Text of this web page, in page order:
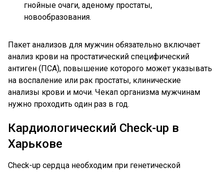
гнойные очаги, аденому простаты,
новообразования.
Пакет анализов для мужчин обязательно включает
анализ крови на простатический специфический
антиген (ПСА), повышение которого может указывать
на воспаление или рак простаты, клинические
анализы крови и мочи. Чекап организма мужчинам
нужно проходить один раз в год.
Кардиологический Check-up в
Харькове
Check-up сердца необходим при генетической